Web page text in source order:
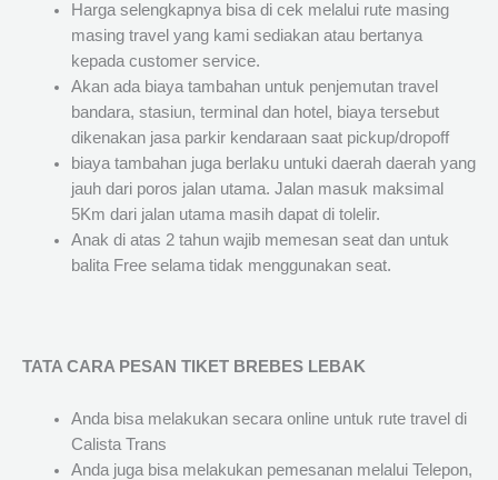
Harga selengkapnya bisa di cek melalui rute masing
masing travel yang kami sediakan atau bertanya
kepada customer service.
Akan ada biaya tambahan untuk penjemutan travel
bandara, stasiun, terminal dan hotel, biaya tersebut
dikenakan jasa parkir kendaraan saat pickup/dropoff
biaya tambahan juga berlaku untuki daerah daerah yang
jauh dari poros jalan utama. Jalan masuk maksimal
5Km dari jalan utama masih dapat di tolelir.
Anak di atas 2 tahun wajib memesan seat dan untuk
balita Free selama tidak menggunakan seat.
TATA CARA PESAN TIKET BREBES LEBAK
Anda bisa melakukan secara online untuk rute travel di
Calista Trans
Anda juga bisa melakukan pemesanan melalui Telepon,